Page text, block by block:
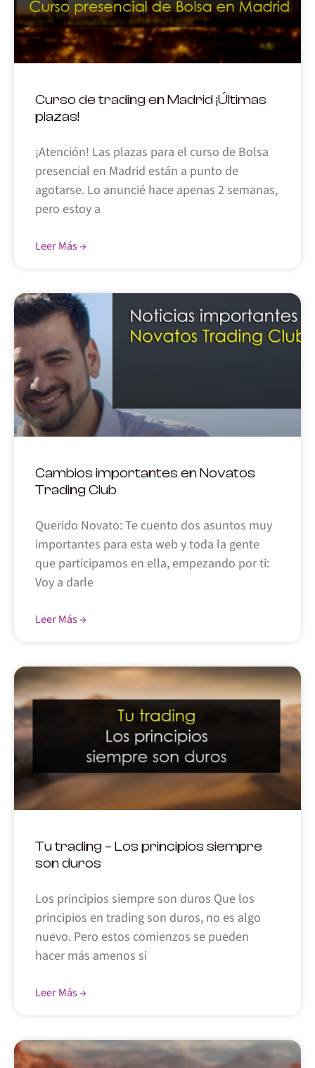
Curso de trading en Madrid ¡Últimas
plazas!
¡Atención! Las plazas para el curso de Bolsa
presencial en Madrid están a punto de
agotarse. Lo anuncié hace apenas 2 semanas,
pero estoy a
Leer Más →
Cambios importantes en Novatos
Trading Club
Querido Novato: Te cuento dos asuntos muy
importantes para esta web y toda la gente
que participamos en ella, empezando por ti:
Voy a darle
Leer Más →
Tu trading – Los principios siempre
son duros
Los principios siempre son duros Que los
principios en trading son duros, no es algo
nuevo. Pero estos comienzos se pueden
hacer más amenos si
Leer Más →